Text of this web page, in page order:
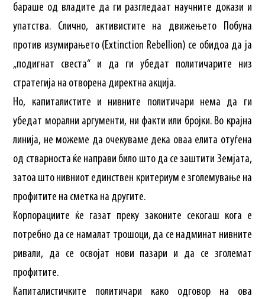
бараше од владите да ги разгледаат научните докази и
упатства. Слично, активистите на движењето Побуна
против изумирањето (Extinction Rebellion) се обидоа да ја
„подигнат свеста“ и да ги убедат политичарите низ
стратегија на отворена директна акција.
Но, капиталистите и нивните политичари нема да ги
убедат морални аргументи, ни факти или бројки. Во крајна
линија, не можеме да очекуваме дека оваа елита отуѓена
од стварноста ќе направи било што да се заштити Земјата,
затоа што нивниот единствен критериум е зголемување на
профитите на сметка на другите.
Корпорациите ќе газат преку законите секогаш кога е
потребно да се намалат трошоци, да се надминат нивните
ривали, да се освојат нови пазари и да се зголемат
профитите.
Капиталистичките политичари како одговор на ова